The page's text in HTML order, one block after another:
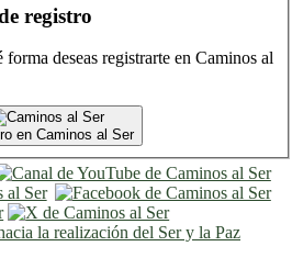
registro
deseas registrarte en Caminos al
en Caminos al Ser